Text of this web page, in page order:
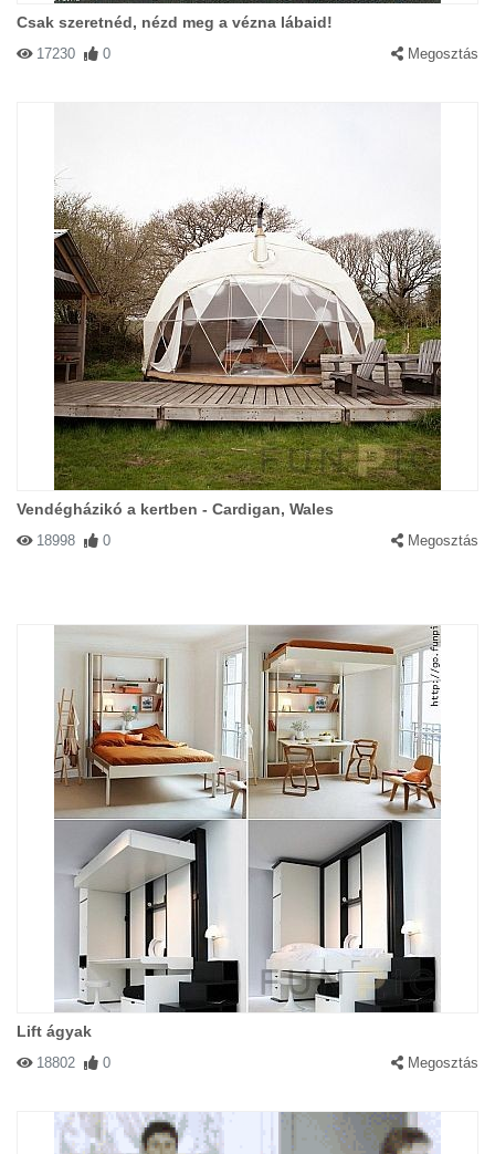
Csak szeretnéd, nézd meg a vézna lábaid!
17230 0 Megosztás
Vendégházikó a kertben - Cardigan, Wales
18998 0 Megosztás
Lift ágyak
18802 0 Megosztás